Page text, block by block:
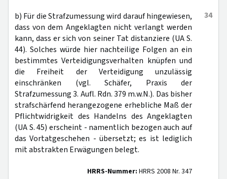
34
b) Für die Strafzumessung wird darauf hingewiesen,
dass von dem Angeklagten nicht verlangt werden
kann, dass er sich von seiner Tat distanziere (UA S.
44). Solches würde hier nachteilige Folgen an ein
bestimmtes Verteidigungsverhalten knüpfen und
die Freiheit der Verteidigung unzulässig
einschränken (vgl. Schäfer, Praxis der
Strafzumessung 3. Aufl. Rdn. 379 m.w.N.). Das bisher
strafschärfend herangezogene erhebliche Maß der
Pflichtwidrigkeit des Handelns des Angeklagten
(UA S. 45) erscheint - namentlich bezogen auch auf
das Vortatgeschehen - übersetzt; es ist lediglich
mit abstrakten Erwägungen belegt.
HRRS-Nummer: HRRS 2008 Nr. 347